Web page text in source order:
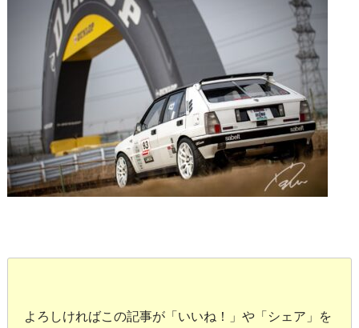
よろしければこの記事が「いいね！」や「シェア」を